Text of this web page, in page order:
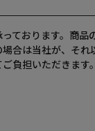
ております。商品
合は当社が、それ
負担いただきます